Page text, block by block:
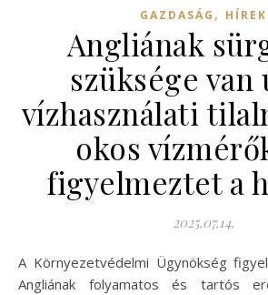
GAZDASÁG , HÍREK
Angliának
szüksége van
vízhasználati
okos
figyelmeztet a
2025.07.14.
A Környezetvédelmi Ügynökség figyelmeztetése szerint
Angliának folyamatos és tartós